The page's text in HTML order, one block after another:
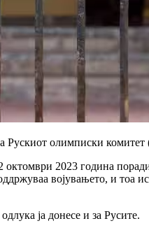
Рускиот олимписки
2023 година
војувањето, и
ја донесе и за Русите.